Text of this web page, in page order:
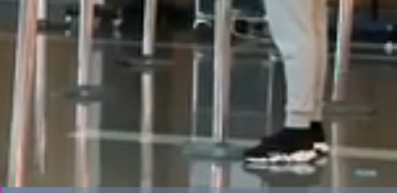
El sonido está silenciado, puedes
activarlo desde la barra de control